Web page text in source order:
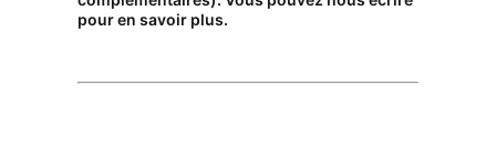
pour en savoir plus.